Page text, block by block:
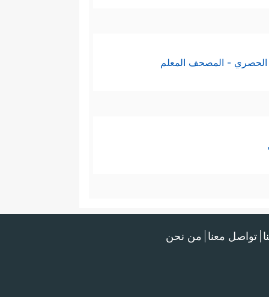
الحصري - المصحف المعلم
تواصل معنا من نحن